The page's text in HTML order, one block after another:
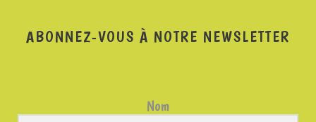
ABONNEZ-VOUS À NOTRE NEWSLETTER
Nom